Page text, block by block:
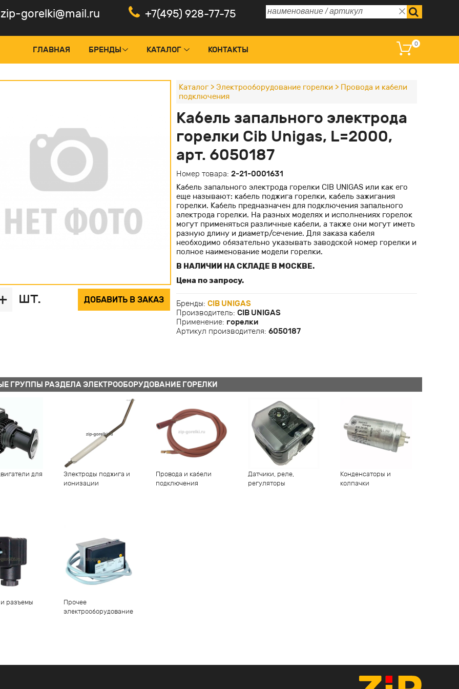
zip-gorelki@mail.ru +7(495) 928-77-75
ГЛАВНАЯ БРЕНДЫ КАТАЛОГ
горелок
герметичности
и ПИД-регуляторы
поджига
управления горелкой
Панели управления и дисплеи
Электромагнитные катушки
Частотные преобразователи
Электроклапаны регулирующие
КОНТАКТЫ
0
шт. ДОБАВИТЬ В ЗАКАЗ
Каталог> Электрооборудование горелки > Провода и кабели
подключения
Кабель запального электрода
горелки Cib Unigas, L=2000,
арт. 6050187
Номер товара: 2-21-0001631
Кабель запального электрода горелки CIB UNIGAS или как его
еще называют: кабель поджига горелки, кабель зажигания
горелки. Кабель предназначен для подключения запального
электрода горелки. На разных моделях и исполнениях горелок
могут применяться различные кабели, а также они могут иметь
разную длину и диаметр/сечение. Для заказа кабеля
необходимо обязательно указывать заводской номер горелки и
полное наименование модели горелки.
В НАЛИЧИИ НА СКЛАДЕ В МОСКВЕ.
Цена по запросу.
Бренды: CIB UNIGAS
Производитель: CIB UNIGAS
Применение: горелки
Артикул производителя: 6050187
ГРУППЫ РАЗДЕЛА ЭЛЕКТРООБОРУДОВАНИЕ ГОРЕЛКИ
для
Электроды поджига и
ионизации
Провода и кабели
подключения
Датчики, реле,
регуляторы
Конденсаторы и
колпачки
разъемы
Прочее
электрооборудование